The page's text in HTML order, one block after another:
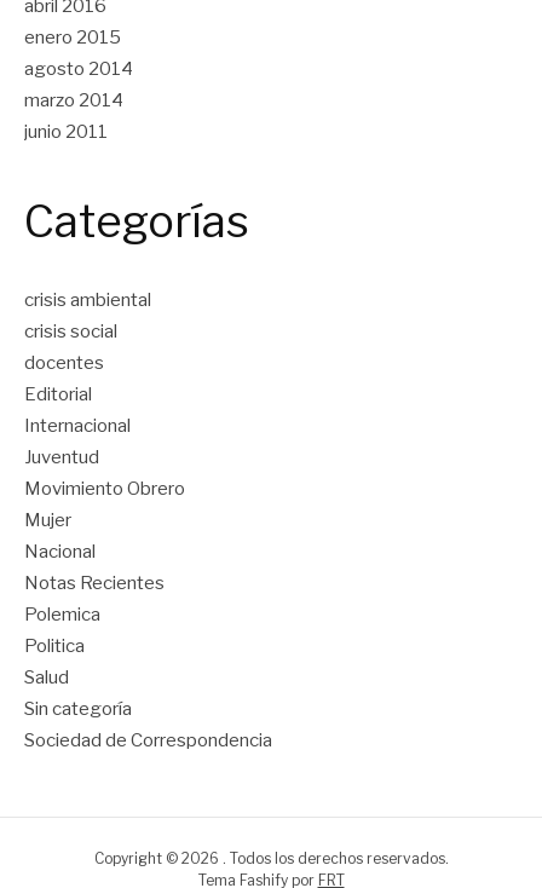
abril 2016
enero 2015
agosto 2014
marzo 2014
junio 2011
Categorías
crisis ambiental
crisis social
docentes
Editorial
Internacional
Juventud
Movimiento Obrero
Mujer
Nacional
Notas Recientes
Polemica
Politica
Salud
Sin categoría
Sociedad de Correspondencia
Copyright © 2026 . Todos los derechos reservados.
Tema Fashify por FRT